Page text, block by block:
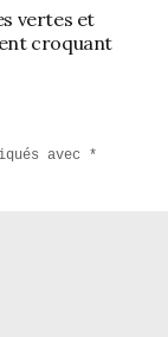
vertes et
croquant
avec *